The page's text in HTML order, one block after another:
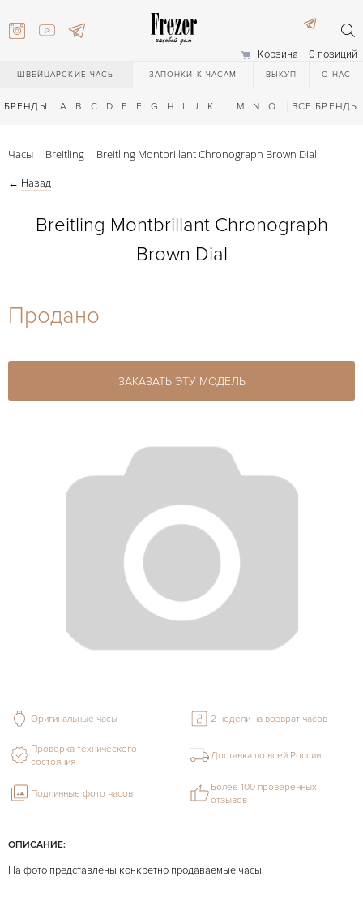
Корзина 0 позиций
ШВЕЙЦАРСКИЕ ЧАСЫ ЗАПОНКИ К ЧАСАМ ВЫКУП О НАС
БРЕНДЫ: A B C D E F G H I J K L M N O Q R S T
ВСЕ БРЕНДЫ
27-44
Часы Breitling Breitling Montbrillant Chronograph Brown Dial
← Назад
Breitling Montbrillant Chronograph
Brown Dial
Продано
ЗАКАЗАТЬ ЭТУ МОДЕЛЬ
ОПИСАНИЕ:
На фото представлены конкретно продаваемые часы.
Оригинальные часы 2 недели на возврат часов
Проверка технического
состояния
Доставка по всей России
Подлинные фото часов
Более 100 проверенных
отзывов